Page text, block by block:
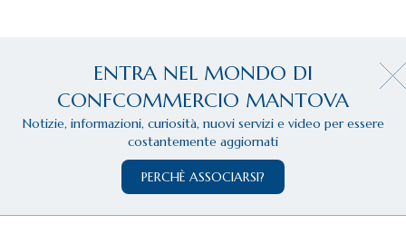
ENTRA NEL MONDO DI
CONFCOMMERCIO MANTOVA
Notizie, informazioni, curiosità, nuovi servizi e video per essere
costantemente aggiornati
PERCHÈ ASSOCIARSI?